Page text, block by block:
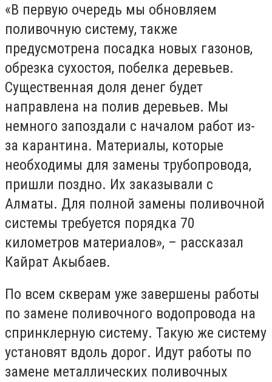
«В первую очередь мы обновляем
поливочную систему, также
предусмотрена посадка новых газонов,
обрезка сухостоя, побелка деревьев.
Существенная доля денег будет
направлена на полив деревьев. Мы
немного запоздали с началом работ из-
за карантина. Материалы, которые
необходимы для замены трубопровода,
пришли поздно. Их заказывали с
Алматы. Для полной замены поливочной
системы требуется порядка 70
километров материалов», – рассказал
Кайрат Акыбаев.
По всем скверам уже завершены работы
по замене поливочного водопровода на
спринклерную систему. Такую же систему
установят вдоль дорог. Идут работы по
замене металлических поливочных